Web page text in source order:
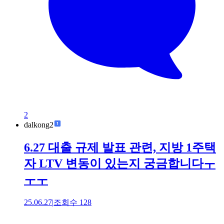
2
dalkong2
6.27 대출 규제 발표 관련, 지방 1주택
자 LTV 변동이 있는지 궁금합니다ㅜ
ㅜㅜ
25.06.27|조회수 128